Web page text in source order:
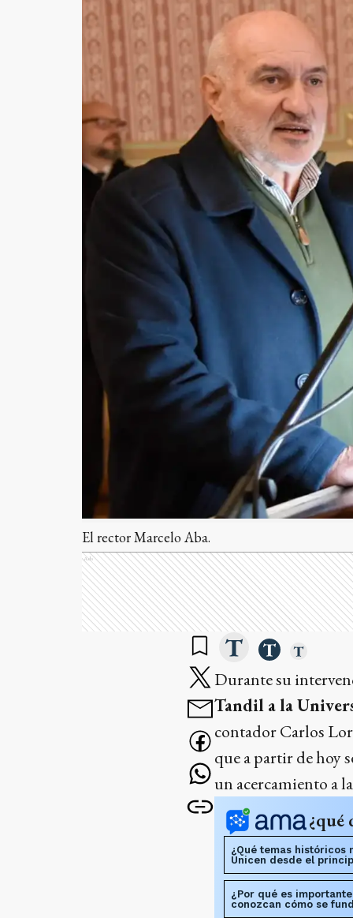
El rector Marcelo Aba.
Ads
Durante su
Tandil a la
contador Carlos
que a partir de hoy
un acercamiento a
¿qué
¿Qué temas
Unicen desde el
¿Por qué es
conozcan cómo se